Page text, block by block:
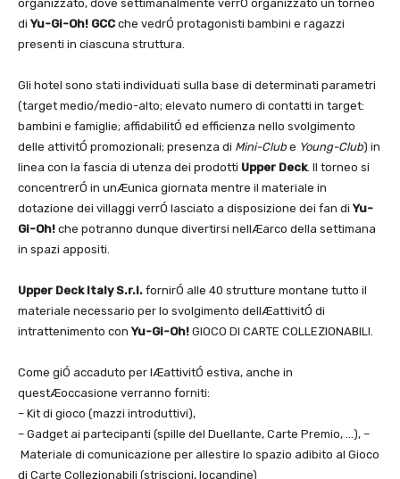
organizzato, dove settimanalmente verrÓ organizzato un torneo
di Yu-Gi-Oh! GCC che vedrÓ protagonisti bambini e ragazzi
presenti in ciascuna struttura.
Gli hotel sono stati individuati sulla base di determinati parametri
(target medio/medio-alto; elevato numero di contatti in target:
bambini e famiglie; affidabilitÓ ed efficienza nello svolgimento
delle attivitÓ promozionali; presenza di Mini-Club e Young-Club) in
linea con la fascia di utenza dei prodotti Upper Deck. Il torneo si
concentrerÓ in unÆunica giornata mentre il materiale in
dotazione dei villaggi verrÓ lasciato a disposizione dei fan di Yu-
Gi-Oh! che potranno dunque divertirsi nellÆarco della settimana
in spazi appositi.
Upper Deck Italy S.r.l. fornirÓ alle 40 strutture montane tutto il
materiale necessario per lo svolgimento dellÆattivitÓ di
intrattenimento con Yu-Gi-Oh! GIOCO DI CARTE COLLEZIONABILI.
Come giÓ accaduto per lÆattivitÓ estiva, anche in
questÆoccasione verranno forniti:
– Kit di gioco (mazzi introduttivi),
– Gadget ai partecipanti (spille del Duellante, Carte Premio, …), –
Materiale di comunicazione per allestire lo spazio adibito al Gioco
di Carte Collezionabili (striscioni, locandine)